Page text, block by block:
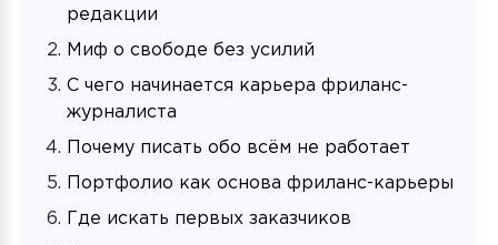
редакции
Миф о свободе без усилий
С чего начинается карьера фриланс-
журналиста
Почему писать обо всём не работает
Портфолио как основа фриланс-карьеры
Где искать первых заказчиков